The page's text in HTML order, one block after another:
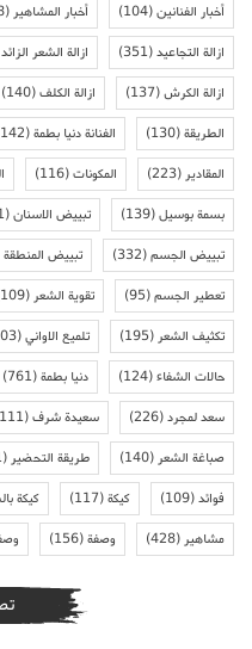
أخبار الفنانين(104) أخبار المشاهير(118)
ازالة التجاعيد(351) ازالة الشعر الزائد
ازالة الكرش(137) ازالة الكلف(140)
الطريقة(130) الفنانة دنيا بطمة(142)
المقادير(223) المكونات(116)
بسمة بوسيل(139) تبييض الاسنان(231)
تبييض الجسم(332) تبييض
تعطير الجسم(95) تقوية الشعر(109)
تكثيف الشعر(195) تلميع الاواني(103)
حالات الشفاء(124) دنيا بطمة(761)
سعد لمجرد(226) سعيدة شرف(111)
صباغة الشعر(140) طريقة التحضير(151)
فوائد(109) كيكة(117) كيكة
مشاهير(428) وصفة(156)